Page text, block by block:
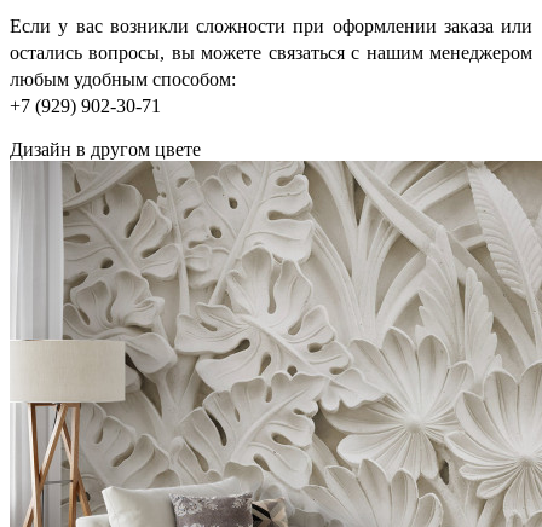
Если у вас возникли сложности при оформлении заказа или
остались вопросы, вы можете связаться с нашим менеджером
любым удобным способом:
+7 (929) 902-30-71
Дизайн в другом цвете